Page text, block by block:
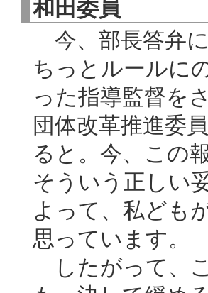
和田委員
今、部長答弁
ちっとルールに
った指導監督を
団体改革推進委
ると。今、この
そういう正しい
よって、私ども
思っています。
したがって、